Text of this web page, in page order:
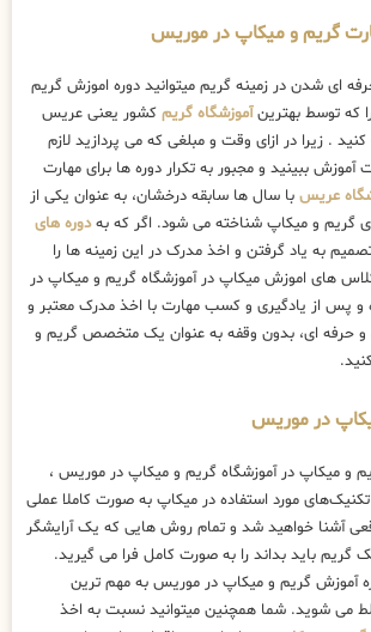
گریم و میکاپ در موریس
ای شدن در زمینه گریم میتوانید دوره اموزش گریم
که توسط بهترینآموزشگاه گریم کشور یعنی عریس
. زیرا در ازای وقت و مبلغی که می پردازید لازم
ببینید و مجبور به تکرار دوره ها برای مهارت
عریس با سال ها سابقه درخشان، به عنوان یکی از
گریم و میکاپ شناخته می شود. اگر که بهدوره های
به یاد گرفتن و اخذ مدرک در این زمینه ها را
کلاس های اموزش میکاپ در آموزشگاه گریم و میکاپ در
پس از یادگیری و کسب مهارت با اخذ مدرک معتبر و
و حرفه ای، بدون وقفه به عنوان یک متخصص گریم و
در موریس
و میکاپ در آموزشگاه گریم و میکاپ در موریس ،
تکنیک‌های مورد استفاده در میکاپ به صورت کاملا عملی
آشنا خواهید شد و تمام روش هایی که یک آرایشگر
گریم باید بداند را به صورت کامل فرا می گیرید.
آموزش گریم و میکاپ در موریس به مهم ترین
می شوید. شما همچنین میتوانید نسبت به اخذ